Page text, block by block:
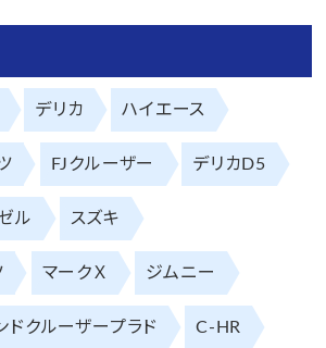
デリカ ハイエース
FJクルーザー デリカD5
ル スズキ
マークＸ ジムニー
ドクルーザープラド C-HR